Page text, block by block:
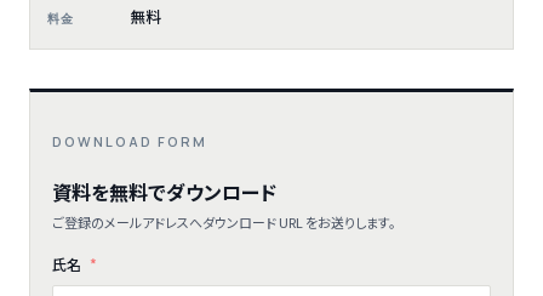
料金 無料
DOWNLOAD FORM
資料を無料でダウンロード
ご登録のメールアドレスへダウンロード URL をお送りします。
氏名